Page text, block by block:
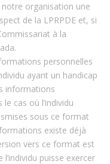
notre organisation une
de la LPRPDE et, si
à la
personnelles
ayant un handicap
informations
cas où l’individu
sous ce format
existe déjà
vers ce format est
puisse exercer